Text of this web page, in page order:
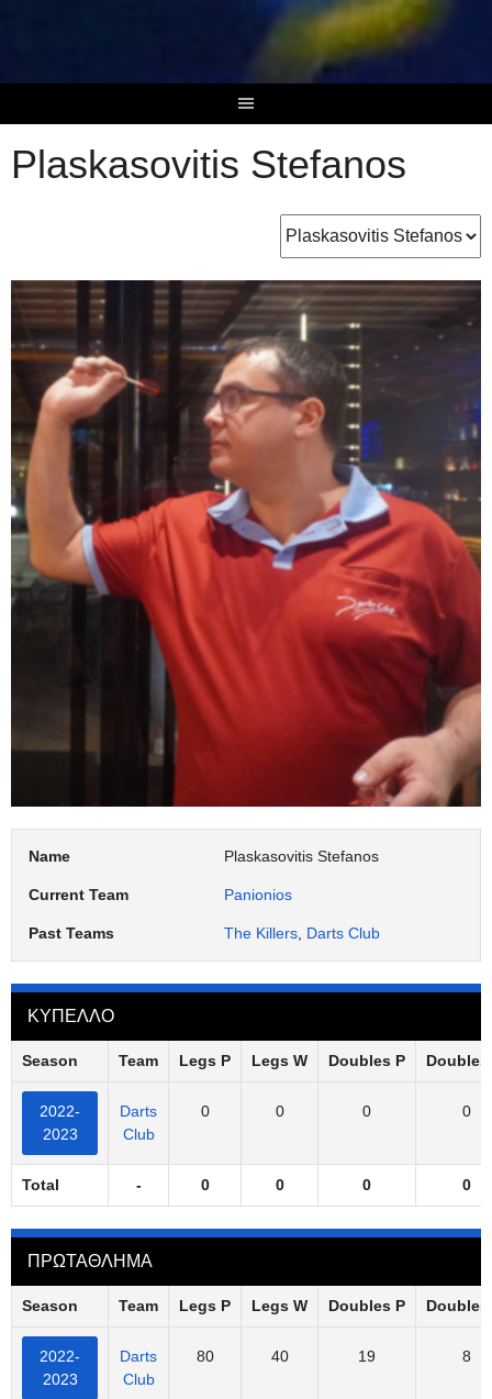
Plaskasovitis Stefanos
Name Plaskasovitis Stefanos
Current Team Panionios
Past Teams The Killers Darts Club
ΚΥΠΕΛΛΟ
Season Team Legs P Legs W Doubles P Doubles
2022-
2023
Darts
Club
0 0 0 0
Total - 0 0 0 0
ΠΡΩΤΑΘΛΗΜΑ
Season Team Legs P Legs W Doubles P Doubles
2022-
2023
Darts
Club
80 40 19 8